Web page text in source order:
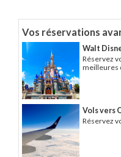
Vos réservations
Walt
Réservez
meilleures
Vols vers
Réservez